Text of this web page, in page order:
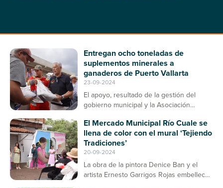
Entregan ocho toneladas de
suplementos minerales a
ganaderos de Puerto Vallarta
23-09-2024
El apoyo, resultado de la gestión del
gobierno municipal y la Asociación
enfermedades en el ganado bovino
El Mercado Municipal Río Cuale se
llena de color con el mural ‘Tejiendo
Tradiciones’
20-09-2024
La obra de la pintora Denice Ban y el
artista Ernesto Garrigos Rojas embellece